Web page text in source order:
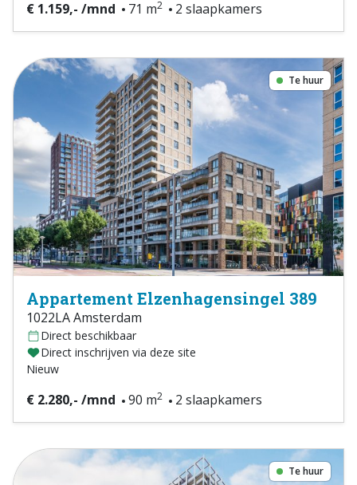
€ 1.159,- /mnd 71 m2 2 slaapkamers
Te huur
Appartement Elzenhagensingel 389
1022LA Amsterdam
Direct beschikbaar
Direct inschrijven via deze site
Nieuw
€ 2.280,- /mnd 90 m2 2 slaapkamers
Te huur